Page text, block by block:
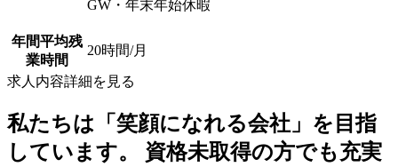
GW・年末年始休暇
年間平均残
業時間
20時間/月
求人内容詳細を見る
私たちは「笑顔になれる会社」を目指
しています。 資格未取得の方でも充実